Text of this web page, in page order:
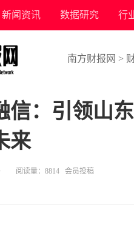
新闻资讯 数据研究 行
南方财报网 >
信：引领山
来
阅读量：8814 会员投稿